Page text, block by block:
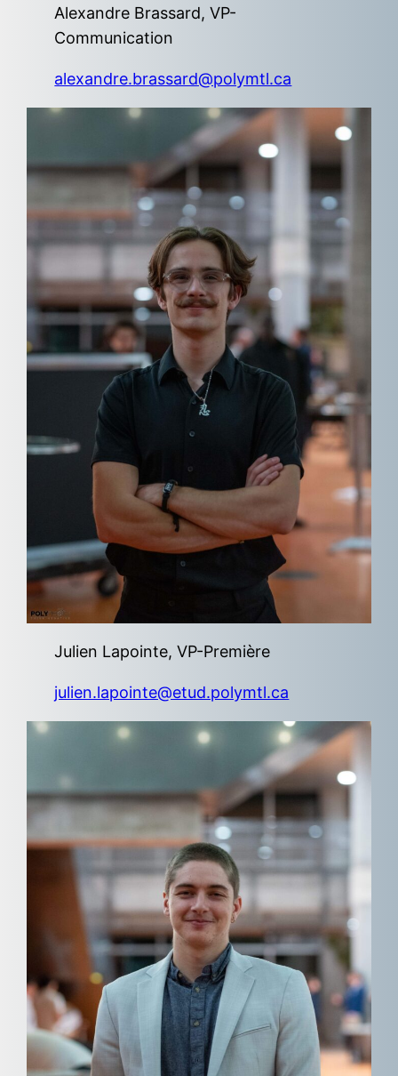
Alexandre Brassard, VP-
Communication
alexandre.brassard@polymtl.ca
Julien Lapointe, VP-Première
julien.lapointe@etud.polymtl.ca